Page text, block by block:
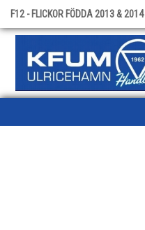
F12 - FLICKOR FÖDDA 2013 & 2014